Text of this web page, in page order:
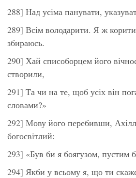
288] Над усіма панувати,
289] Всім володарити. Я ж
збираюсь.
290] Хай списоборцем його
створили,
291] Та чи на те, щоб усіх він
словами?»
292] Мову його перебивши, Ахілл
богосвітлий:
293] «Був би я боягузом, пустим
294] Якби у всьому я, що ти